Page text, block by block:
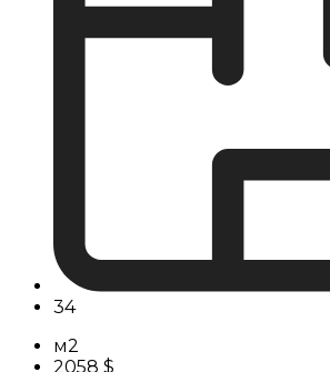
34
м2
2058 $